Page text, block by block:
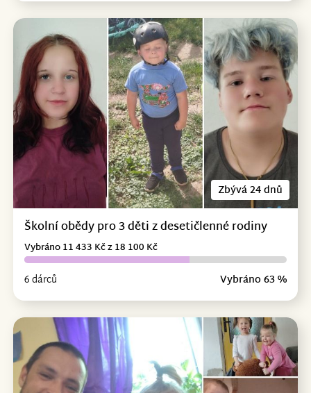
Zbývá 24 dnů
Školní obědy pro 3 děti z desetičlenné rodiny
6 dárců Vybráno 63 %
Vybráno 11 433 Kč z 18 100 Kč